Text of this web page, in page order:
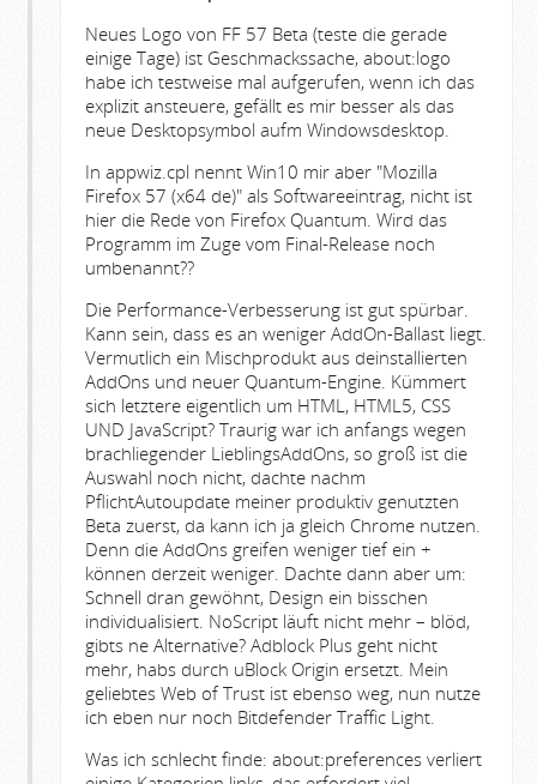
Neues Logo von FF 57 Beta (teste die gerade
einige Tage) ist Geschmackssache, about:logo
habe ich testweise mal aufgerufen, wenn ich das
explizit ansteuere, gefällt es mir besser als das
neue Desktopsymbol aufm Windowsdesktop.
In appwiz.cpl nennt Win10 mir aber "Mozilla
Firefox 57 (x64 de)" als Softwareeintrag, nicht ist
hier die Rede von Firefox Quantum. Wird das
Programm im Zuge vom Final-Release noch
umbenannt??
Die Performance-Verbesserung ist gut spürbar.
Kann sein, dass es an weniger AddOn-Ballast liegt.
Vermutlich ein Mischprodukt aus deinstallierten
AddOns und neuer Quantum-Engine. Kümmert
sich letztere eigentlich um HTML, HTML5, CSS
UND JavaScript? Traurig war ich anfangs wegen
brachliegender LieblingsAddOns, so groß ist die
Auswahl noch nicht, dachte nachm
PflichtAutoupdate meiner produktiv genutzten
Beta zuerst, da kann ich ja gleich Chrome nutzen.
Denn die AddOns greifen weniger tief ein +
können derzeit weniger. Dachte dann aber um:
Schnell dran gewöhnt, Design ein bisschen
individualisiert. NoScript läuft nicht mehr – blöd,
gibts ne Alternative? Adblock Plus geht nicht
mehr, habs durch uBlock Origin ersetzt. Mein
geliebtes Web of Trust ist ebenso weg, nun nutze
ich eben nur noch Bitdefender Traffic Light.
Was ich schlecht finde: about:preferences verliert